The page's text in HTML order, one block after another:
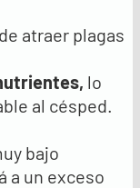
atraer plagas
, lo
al césped.
bajo
a un exceso